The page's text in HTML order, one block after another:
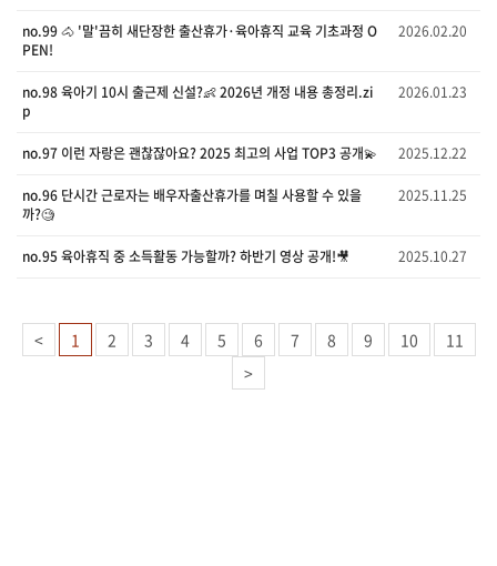
no.99 🐴 '말'끔히 새단장한 출산휴가·육아휴직 교육 기초과정 O
PEN!
2026.02.20
no.98 육아기 10시 출근제 신설?👶 2026년 개정 내용 총정리.zi
p
2026.01.23
no.97 이런 자랑은 괜찮잖아요? 2025 최고의 사업 TOP3 공개💫 2025.12.22
no.96 단시간 근로자는 배우자출산휴가를 며칠 사용할 수 있을
까?🧐
2025.11.25
no.95 육아휴직 중 소득활동 가능할까? 하반기 영상 공개!🎥 2025.10.27
< 1 2 3 4 5 6 7 8 9 10
11
>